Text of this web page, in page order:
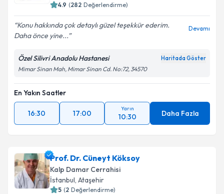
Kişisel verilerimin işlenmesine ilişkin
Aydınlatma
Metni'ni okudum ve kişisel verilerimin belirtilen
kapsamda işlenmesini kabul ediyorum.
Takvim Talebini Gönder
4.9 (282 Değerlendirme)
Konu hakkında çok detaylı güzel teşekkür ederim.
Daha önce yine...
Devamı
Özel Silivri Anadolu Hastanesi Haritada Göster
Mimar Sinan Mah, Mimar Sinan Cd. No:72, 34570
En Yakın Saatler
16:30 17:00
Yarın
10:30 Daha Fazla
Prof. Dr. Cüneyt Köksoy
Kalp Damar Cerrahisi
İstanbul, Ataşehir
5 (2 Değerlendirme)